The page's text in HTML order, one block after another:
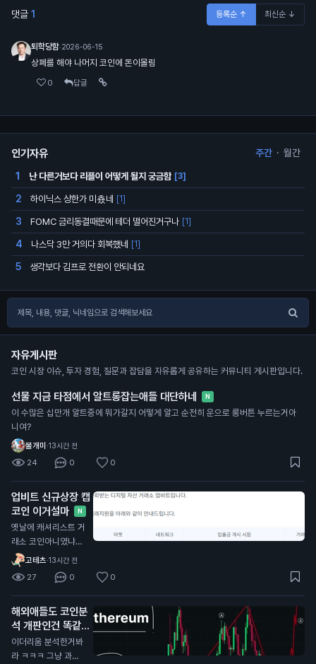
댓글 1 등록순 ↑ 최신순 ↓
퇴학당함·2026-06-15
상폐를 해야 나머지 코인에 돈이몰림
0 답글
인기자유 주간 · 월간
1 난 다른거보다 리플이 어떻게 될지 궁금함 [3]
2 하이닉스 상한가 미춌네 [1]
3 FOMC 금리동결때문에 테더 떨어진거구나 [1]
4 나스닥 3만 거의다 회복했네 [1]
5 생각보다 김프로 전환이 안되네요
자유게시판
코인 시장 이슈, 투자 경험, 질문과 잡담을 자유롭게 공유하는 커뮤니티 게시판입니다.
선물 지금 타점에서 알트롱잡는애들 대단하네 N
이 수많은 십만개 알트중에 뭐가갈지 어떻게 알고 순전히 운으로 롱버튼 누르는거아
니여?
불개미 ·13시간 전
24 0 0
업비트 신규상장 캡
코인 이거설마
N
옛날에 캐셔리스트 거
래소 코인아니였냐?
ㅋㅋㅋ고테츠·13시간 전
27 0 0
해외애들도 코인분
석 개판인건 똑같음
N
이더리움 분석한거봐
라 ㅋㅋㅋ 그냥 과거